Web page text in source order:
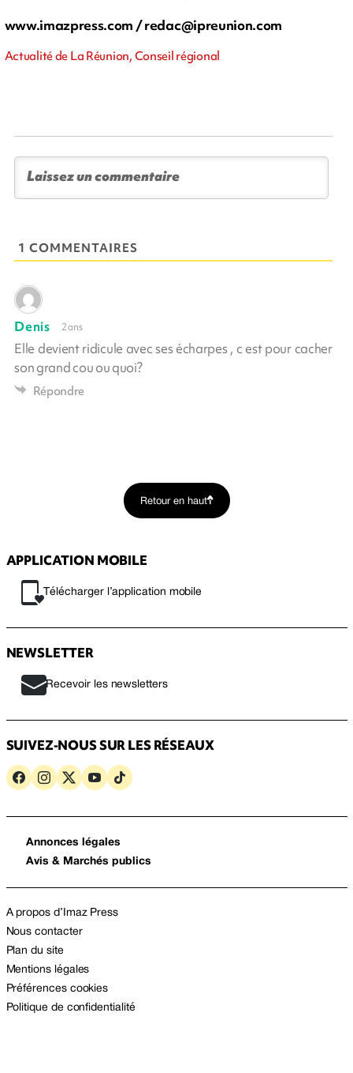
www.imazpress.com /redac@ipreunion.com
Actualité de La Réunion, Conseil régional
1 COMMENTAIRES
Denis 2 ans
Elle devient ridicule avec ses écharpes , c est pour cacher
son grand cou ou quoi?
Répondre
Retour en haut
APPLICATION MOBILE
Télécharger l’application mobile
NEWSLETTER
Recevoir les newsletters
SUIVEZ-NOUS SUR LES RÉSEAUX
Annonces légales
Avis & Marchés publics
A propos d’Imaz Press
Nous contacter
Plan du site
Mentions légales
Préférences cookies
Politique de confidentialité